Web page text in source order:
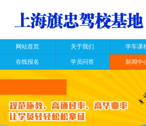
网站首页 关于我们 学车课
在线报名 学员问答 新闻中